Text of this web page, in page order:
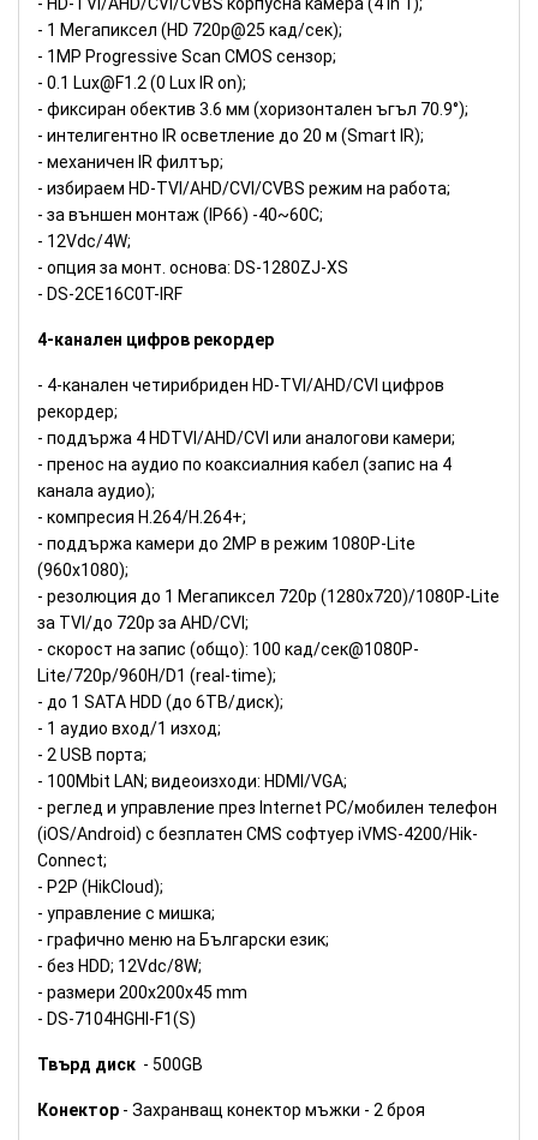
- 1 Мегапиксел (HD 720p@25 кад/сек);
- 1MP Progressive Scan CMOS сензор;
- 0.1 Lux@F1.2 (0 Lux IR on);
- фиксиран обектив 3.6 мм (хоризонтален ъгъл 70.9°);
- интелигентно IR осветление до 20 м (Smart IR);
- механичен IR филтър;
- избираем HD-TVI/AHD/CVI/CVBS режим на работа;
- за външен монтаж (IP66) -40~60C;
- 12Vdc/4W;
- опция за монт. основа: DS-1280ZJ-XS
- DS-2CE16C0T-IRF
4-канален цифров рекордер
- 4-канален четирибриден HD-TVI/AHD/CVI цифров
рекордер;
- поддържа 4 HDTVI/AHD/CVI или аналогови камери;
- пренос на аудио по коаксиалния кабел (запис на 4
канала аудио);
- компресия H.264/H.264+;
- поддържа камери до 2MP в режим 1080P-Lite
(960x1080);
- резолюция до 1 Мегапиксел 720p (1280x720)/1080P-Lite
за TVI/до 720p за AHD/CVI;
- скорост на запис (общо): 100 кад/сек@1080P-
Lite/720p/960H/D1 (real-time);
- до 1 SATA HDD (до 6ТВ/диск);
- 1 аудио вход/1 изход;
- 2 USB порта;
- 100Mbit LAN; видеоизходи: HDMI/VGA;
- реглед и управление през Internet PC/мобилен телефон
(iOS/Android) с безплатен CMS софтуер iVMS-4200/Hik-
Connect;
- P2P (HikCloud);
- управлeние с мишка;
- графично меню на Български език;
- без HDD; 12Vdc/8W;
- размери 200х200х45 mm
- DS-7104HGHI-F1(S)
Твърд диск - 500GB
Конектор - Захранващ конектор мъжки - 2 броя